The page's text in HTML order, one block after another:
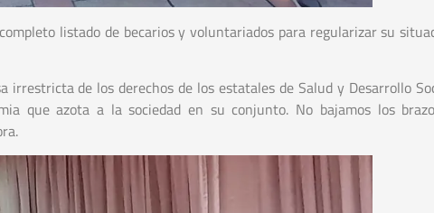
listado de becarios y voluntariados para regularizar su
de los derechos de los estatales de Salud y Desarrollo
que azota a la sociedad en su conjunto. No bajamos los